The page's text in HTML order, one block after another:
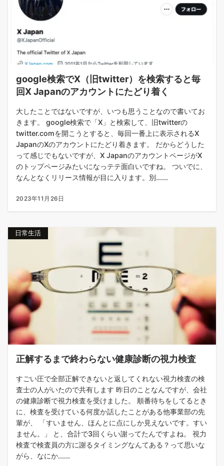
google検索でX（旧twitter）を検索すると毎
回X Japanのアカウントにたどり着く
大したことではないですが、いつも思うことなので書いてお
きます。 google検索で「X」と検索して、旧twitterの
twitter.comを開こうとすると、毎回一番上に表示されるX
JapanのXのアカウントにたどり着きます。 だからどうした
って感じでもないですが、X JapanのアカウントページがX
のトップページみたいになっテテ面白いですね。 ついでに、
なんとなくリリース情報が目に入ります。別......
2023年11月26日
日常生活
正解するまで終わらない健康診断の視力検査
すごい圧で全部正解できないと返してくれない視力検査の検
査士の人がいたので共有します 昨日のことなんですが、会社
の健康診断で視力検査を受けました。 順番待ちをしてるとき
に、検査を受けている何度か話したことがある他事業部の先
輩が、 「すいません、ほんとに点にしか見えないです。すい
ません。」 と、合計で3回くらい謝ってたんですよね。 視力
検査で検査員の方に謝るタイミングなんてある？って思いな
がら、なにか......